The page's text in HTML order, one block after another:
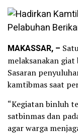
MAKASSAR, –
melaksanakan
Sasaran
kamtibmas saat
“Kegiatan binluh
satbinmas dan
agar warga